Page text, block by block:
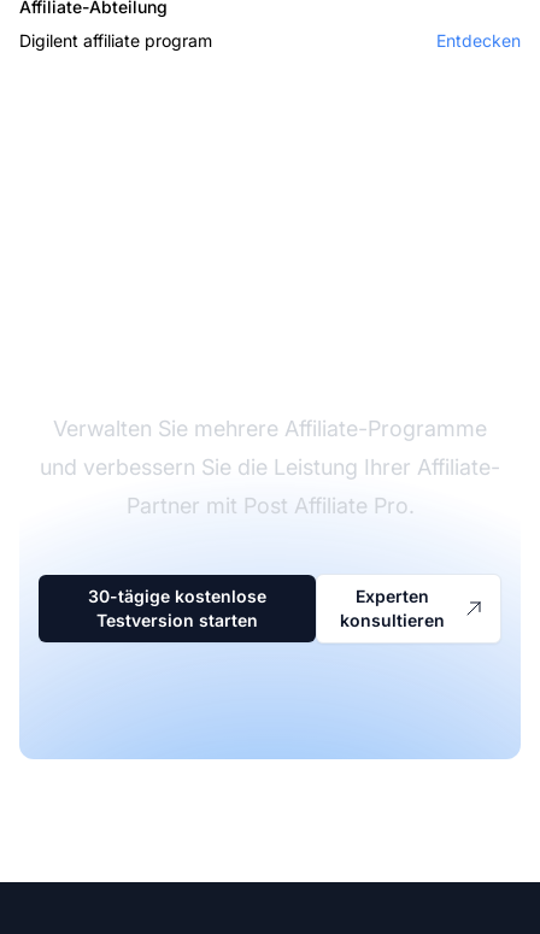
Affiliate-Abteilung
Digilent affiliate program
Entdecken
Verwalten Sie mehrere Affiliate-Programme
und verbessern Sie die Leistung Ihrer Affiliate-
Partner mit Post Affiliate Pro.
30-tägige kostenlose
Testversion starten
Experten
konsultieren